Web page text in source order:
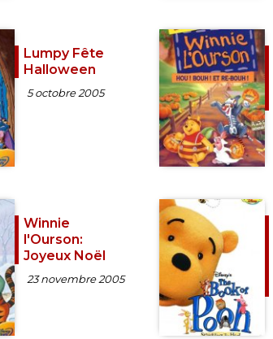
Lumpy Fête
Halloween
5 octobre 2005
Winnie
l'Ourson:
Joyeux Noël
23 novembre 2005